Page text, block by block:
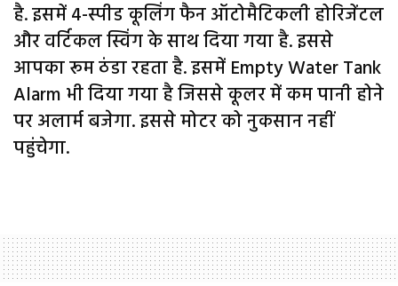
है. इसमें 4-स्पीड कूलिंग फैन ऑटोमैटिकली होरिजेंटल
और वर्टिकल स्विंग के साथ दिया गया है. इससे
आपका रूम ठंडा रहता है. इसमें Empty Water Tank
Alarm भी दिया गया है जिससे कूलर में कम पानी होने
पर अलार्म बजेगा. इससे मोटर को नुकसान नहीं
पहुंचेगा.